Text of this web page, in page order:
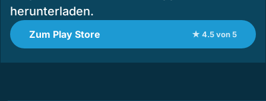
herunterladen.
Zum Play Store ★ 4.5 von 5